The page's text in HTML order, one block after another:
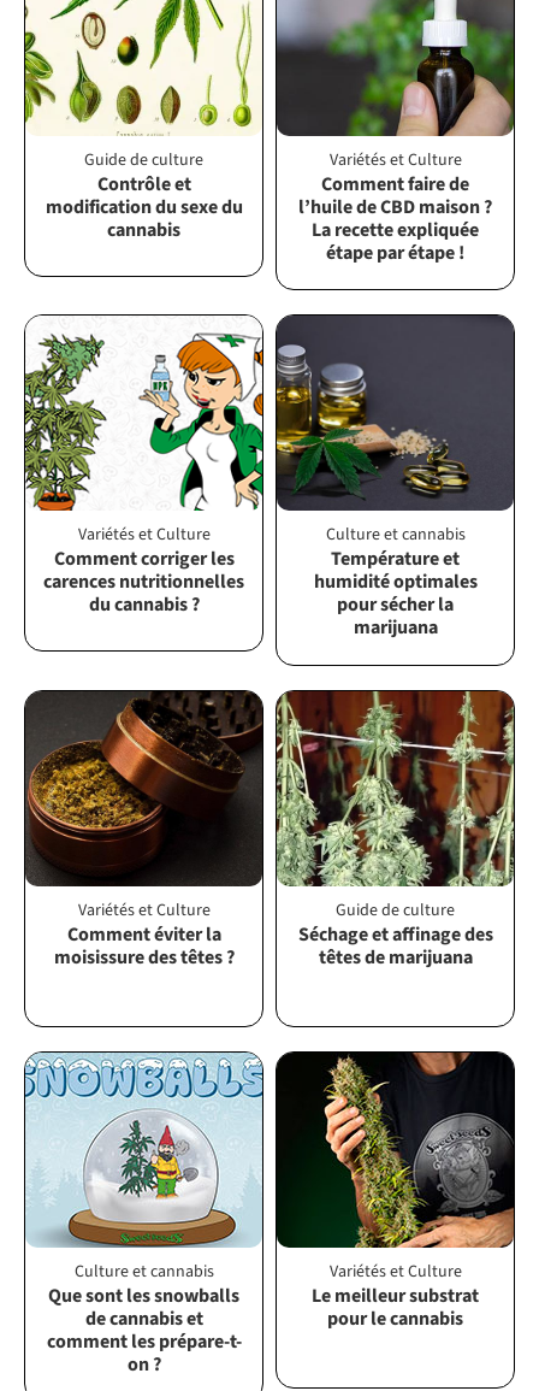
Guide de culture
Contrôle et
modification du sexe du
cannabis
Variétés et Culture
Comment faire de
l’huile de CBD maison ?
La recette expliquée
étape par étape !
Variétés et Culture
Comment corriger les
carences nutritionnelles
du cannabis ?
Culture et cannabis
Température et
humidité optimales
pour sécher la
marijuana
Variétés et Culture
Comment éviter la
moisissure des têtes ?
Guide de culture
Séchage et affinage des
têtes de marijuana
Culture et cannabis
Que sont les snowballs
de cannabis et
comment les prépare-t-
on ?
Variétés et Culture
Le meilleur substrat
pour le cannabis